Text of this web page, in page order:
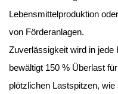
Lebensmittelproduktion
von Förderanlagen.
Zuverlässigkeit wird in jede
bewältigt 150 % Überlast
plötzlichen Lastspitzen,